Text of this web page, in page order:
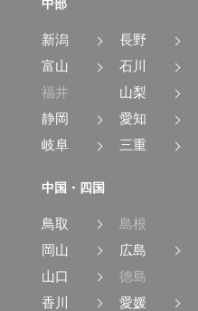
中部
新潟
長野
富山
石川
福井
山梨
静岡
愛知
岐阜
三重
中国・四国
鳥取
島根
岡山
広島
山口
徳島
香川
愛媛